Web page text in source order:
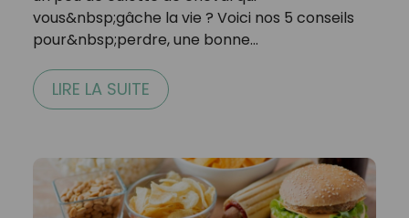
vous&nbsp;gâche la vie ? Voici nos 5 conseils
pour&nbsp;perdre, une bonne…
LIRE LA SUITE